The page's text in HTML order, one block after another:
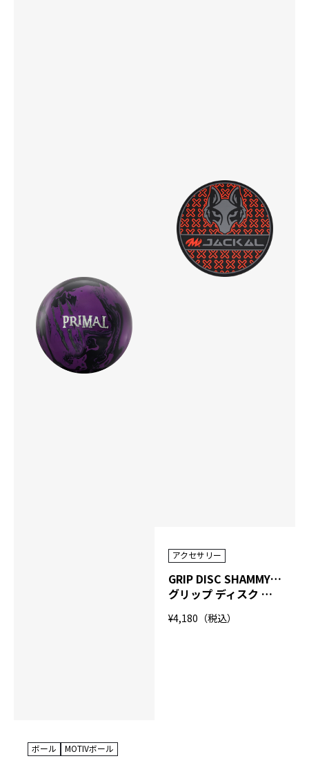
ボール MOTIVボール
アクセサリー
GRIP DISC SHAMMY（MOTIV）
グリップ ディスク シャミー（モーティブ）
¥4,180（税込）